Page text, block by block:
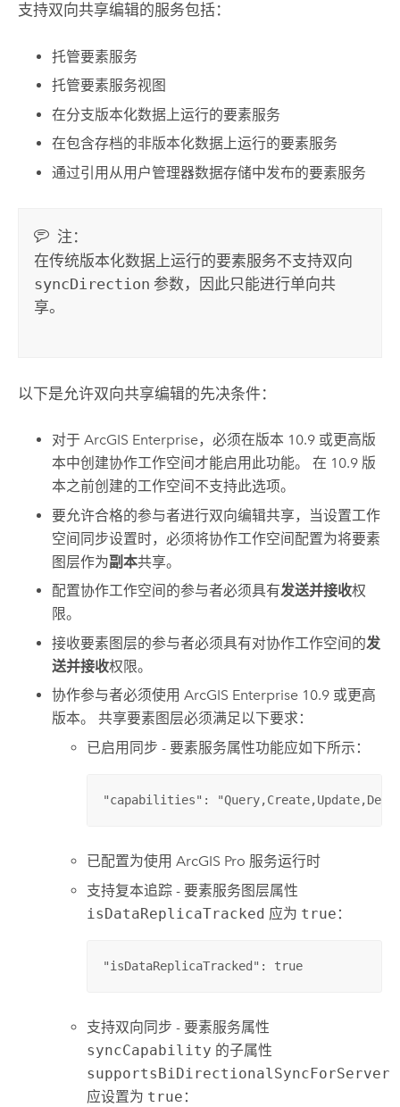
支持双向共享编辑的服务包括：
托管要素服务
托管要素服务视图
在分支版本化数据上运行的要素服务
在包含存档的非版本化数据上运行的要素服务
通过引用从用户管理器数据存储中发布的要素服务
注：
在传统版本化数据上运行的要素服务不支持双向
syncDirection 参数，因此只能进行单向共
享。
以下是允许双向共享编辑的先决条件：
对于ArcGIS Enterprise，必须在版本 10.9 或更高版
本中创建协作工作空间才能启用此功能。 在 10.9 版
本之前创建的工作空间不支持此选项。
要允许合格的参与者进行双向编辑共享，当设置工作
空间同步设置时，必须将协作工作空间配置为将要素
图层作为副本共享。
配置协作工作空间的参与者必须具有发送并接收权
限。
接收要素图层的参与者必须具有对协作工作空间的发
送并接收权限。
协作参与者必须使用ArcGIS Enterprise 10.9 或更高
版本。 共享要素图层必须满足以下要求：
已启用同步 - 要素服务属性功能应如下所示：
"capabilities":
已配置为使用ArcGIS Pro 服务运行时
支持复本追踪 - 要素服务图层属性
isDataReplicaTracked 应为 true ：
"isDataReplicaTracked": true
支持双向同步 - 要素服务属性
syncCapability 的子属性
supportsBiDirectionalSyncForServer
应设置为 true ：